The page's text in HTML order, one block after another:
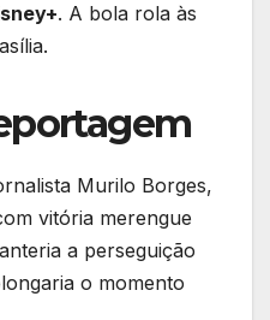
. A bola rola às
Murilo Borges,
vitória merengue
a perseguição
o momento